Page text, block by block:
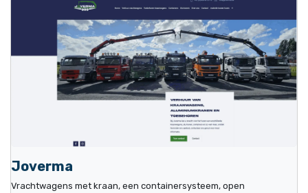
Joverma
Vrachtwagens met kraan, een containersysteem, open